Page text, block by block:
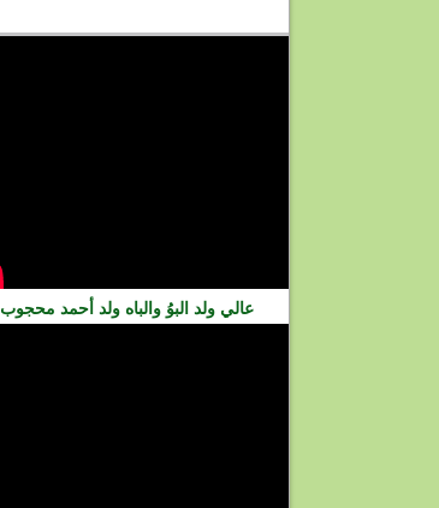
عالي ولد البوُ والباه ولد أحمد محجوب